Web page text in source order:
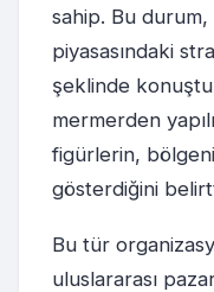
sahip. Bu
piyasasındaki
şeklinde
mermerden
figürlerin,
gösterdiğini
Bu tür
uluslararası